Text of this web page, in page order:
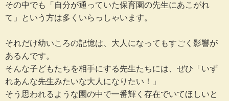
その中でも「自分が通っていた保育園の先生にあこがれ
て」という方は多くいらっしゃいます。
それだけ幼いころの記憶は、大人になってもすごく影響が
あるんです。
そんな子どもたちを相手にする先生たちには、ぜひ「いず
れあんな先生みたいな大人になりたい！」
そう思われるような園の中で一番輝く存在でいてほしいと